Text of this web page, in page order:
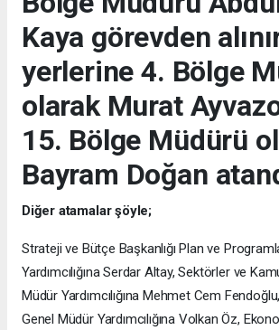
Kaya görevden
yerlerine 4. Bölge
olarak Murat
15. Bölge Müdürü
Bayram Doğan
Diğer atamalar şöyle;
Strateji ve Bütçe Başkanlığı Plan ve
Yardımcılığına Serdar Altay, Sektörler ve
Müdür Yardımcılığına Mehmet Cem
Genel Müdür Yardımcılığına Volkan Öz,